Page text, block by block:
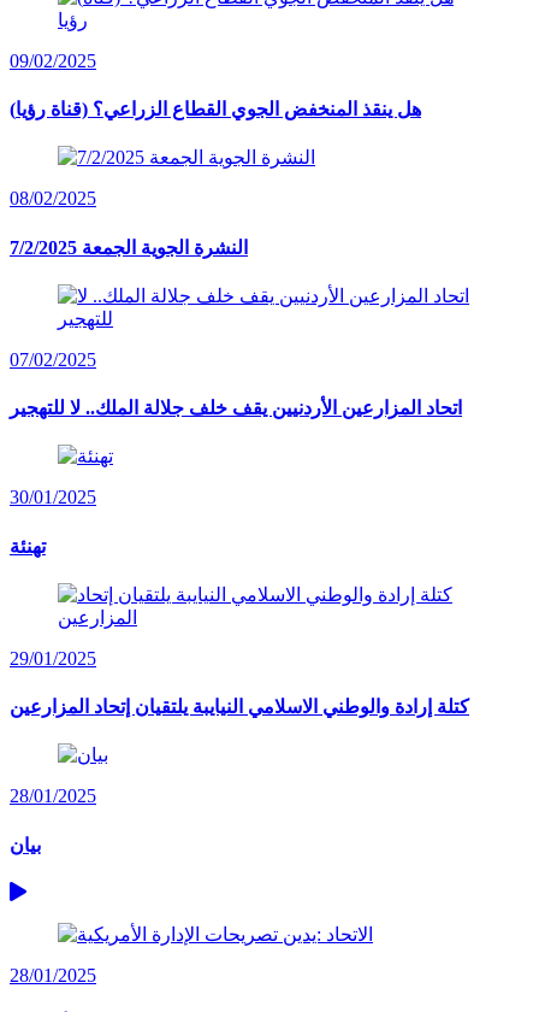
09/02/2025
(هل ينقذ المنخفض الجوي القطاع الزراعي؟ (قناة رؤيا
08/02/2025
النشرة الجوية الجمعة 7/2/2025
07/02/2025
اتحاد المزارعين الأردنيين يقف خلف جلالة الملك.. لا للتهجير
30/01/2025
تهنئة
29/01/2025
كتلة إرادة والوطني الاسلامي النيايبة يلتقيان إتحاد المزارعين
28/01/2025
بيان
28/01/2025